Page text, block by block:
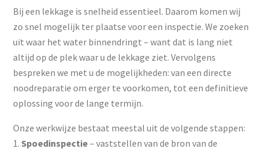
Bij een lekkage is snelheid essentieel. Daarom komen wij
zo snel mogelijk ter plaatse voor een inspectie. We zoeken
uit waar het water binnendringt – want dat is lang niet
altijd op de plek waar u de lekkage ziet. Vervolgens
bespreken we met u de mogelijkheden: van een directe
noodreparatie om erger te voorkomen, tot een definitieve
oplossing voor de lange termijn.
Onze werkwijze bestaat meestal uit de volgende stappen:
Spoedinspectie– vaststellen van de bron van de